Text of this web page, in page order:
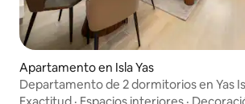
Apartamento en Isla Yas
Departamento de 2 dormitorios en Yas
SeaWorld y F1 | Capacidad para 12